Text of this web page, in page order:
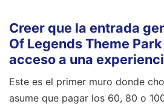
Creer que la entrada
Of Legends Theme
acceso a una
Este es el primer muro donde
asume que pagar los 60, 80 o